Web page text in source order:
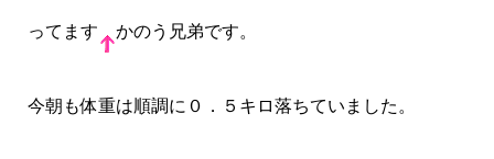
ってます かのう兄弟です。
今朝も体重は順調に０．５キロ落ちていました。